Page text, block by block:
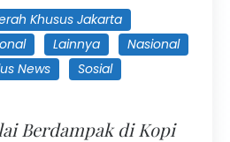
Khusus Jakarta
Lainnya
Nasional
News
Sosial
Berdampak di Kopi